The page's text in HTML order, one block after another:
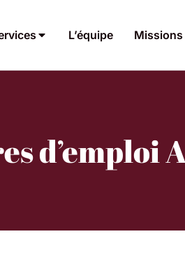
L’équipe Missions
d’emploi